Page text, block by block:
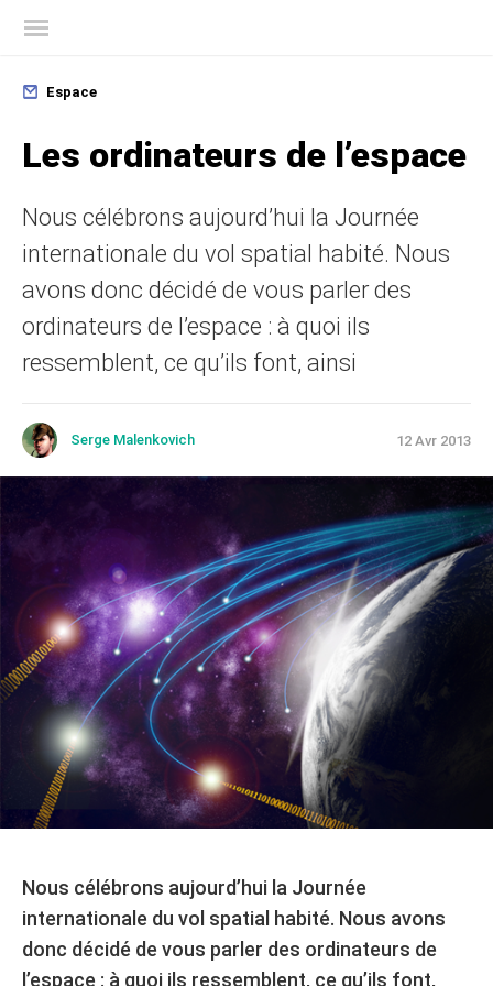
Espace
Les ordinateurs de l’espace
Nous célébrons aujourd’hui la Journée
internationale du vol spatial habité. Nous
avons donc décidé de vous parler des
ordinateurs de l’espace : à quoi ils
ressemblent, ce qu’ils font, ainsi
Serge Malenkovich 12 Avr 2013
Nous célébrons aujourd’hui la Journée
internationale du vol spatial habité. Nous avons
donc décidé de vous parler des ordinateurs de
l’espace : à quoi ils ressemblent, ce qu’ils font,